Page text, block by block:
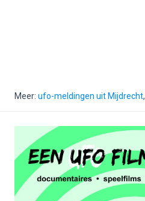
Meer: ufo-meldingen uit Mijdrecht,